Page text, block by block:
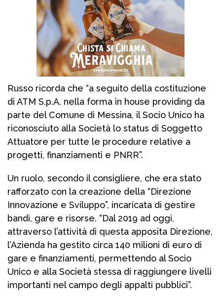
Russo ricorda che “a seguito della costituzione
di ATM S.p.A. nella forma in house providing da
parte del Comune di Messina, il Socio Unico ha
riconosciuto alla Società lo status di Soggetto
Attuatore per tutte le procedure relative a
progetti, finanziamenti e PNRR”.
Un ruolo, secondo il consigliere, che era stato
rafforzato con la creazione della “Direzione
Innovazione e Sviluppo”, incaricata di gestire
bandi, gare e risorse. “Dal 2019 ad oggi,
attraverso l’attività di questa apposita Direzione,
l’Azienda ha gestito circa 140 milioni di euro di
gare e finanziamenti, permettendo al Socio
Unico e alla Società stessa di raggiungere livelli
importanti nel campo degli appalti pubblici”.